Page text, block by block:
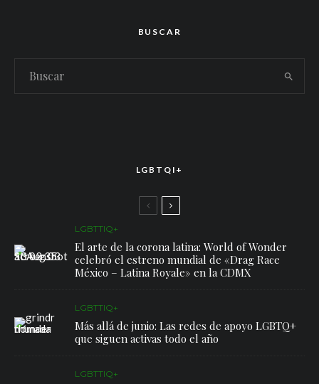
BUSCAR
LGBTQI+
LGBTTIQ+
El arte de la corona latina: World of Wonder
celebró el estreno mundial de «Drag Race
México – Latina Royale» en la CDMX
LGBTTIQ+
Más allá de junio: Las redes de apoyo LGBTQ+
que siguen activas todo el año
LGBTTIQ+